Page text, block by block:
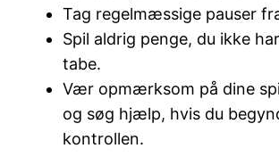
Tag regelmæssige pauser
Spil aldrig penge, du ikke
tabe.
Vær opmærksom på dine
og søg hjælp, hvis du
kontrollen.